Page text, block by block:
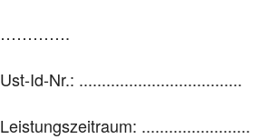
………….
Ust-Id-Nr.: ....................................
Leistungszeitraum: ........................